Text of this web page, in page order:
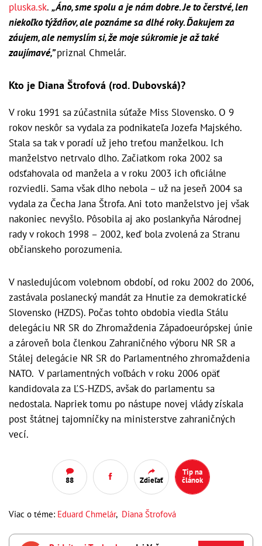
pluska.sk. „Áno, sme spolu a je nám dobre. Je to čerstvé, len
niekoľko týždňov, ale poznáme sa dlhé roky. Ďakujem za
záujem, ale nemyslím si, že moje súkromie je až také
zaujímavé,”priznal Chmelár.
Kto je Diana Štrofová (rod. Dubovská)?
V roku 1991 sa zúčastnila súťaže Miss Slovensko. O 9
rokov neskôr sa vydala za podnikateľa Jozefa Majského.
Stala sa tak v poradí už jeho treťou manželkou. Ich
manželstvo netrvalo dlho. Začiatkom roka 2002 sa
odsťahovala od manžela a v roku 2003 ich oficiálne
rozviedli. Sama však dlho nebola – už na jeseň 2004 sa
vydala za Čecha Jana Štrofa. Ani toto manželstvo jej však
nakoniec nevyšlo. Pôsobila aj ako poslankyňa Národnej
rady v rokoch 1998 – 2002, keď bola zvolená za Stranu
občianskeho porozumenia.
V nasledujúcom volebnom období, od roku 2002 do 2006,
zastávala poslanecký mandát za Hnutie za demokratické
Slovensko (HZDS). Počas tohto obdobia viedla Stálu
delegáciu NR SR do Zhromaždenia Západoeurópskej únie
a zároveň bola členkou Zahraničného výboru NR SR a
Stálej delegácie NR SR do Parlamentného zhromaždenia
NATO. V parlamentných voľbách v roku 2006 opäť
kandidovala za ĽS-HZDS, avšak do parlamentu sa
nedostala. Napriek tomu po nástupe novej vlády získala
post štátnej tajomníčky na ministerstve zahraničných
vecí.
88 Zdieľať
Tip na
článok
Viac o téme: Eduard Chmelár, Diana Štrofová